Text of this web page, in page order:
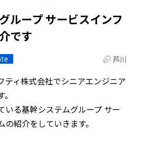
ループ サービスインフ
です
芦川
ティ株式会社でシニアエンジニア
いる基幹システムグループ サー
の紹介をしていきます。